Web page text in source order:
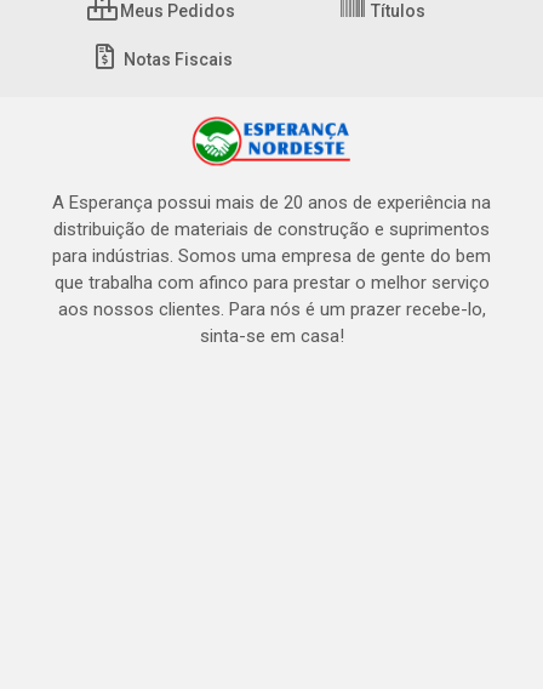
Meus Pedidos Títulos
Notas Fiscais
A Esperança possui mais de 20 anos de experiência na
distribuição de materiais de construção e suprimentos
para indústrias. Somos uma empresa de gente do bem
que trabalha com afinco para prestar o melhor serviço
aos nossos clientes. Para nós é um prazer recebe-lo,
sinta-se em casa!